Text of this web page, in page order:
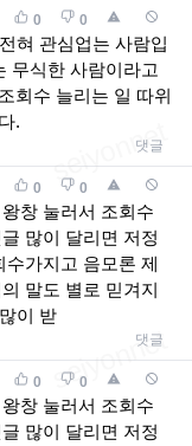
0 0
혀 관심업는 사람입
무식한 사람이라고
회수 늘리는 일 따위
.
댓글
0 0
창 눌러서 조회수
많이 달리면 저정
가지고 음모론 제
말도 별로 믿겨지
이 받
댓글
0 0
창 눌러서 조회수
많이 달리면 저정